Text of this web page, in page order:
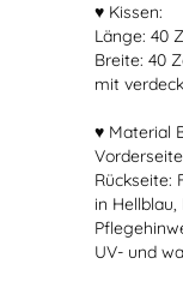
♥ Kissen:
Länge: 40
Breite: 40
mit
♥ Material
Rückseite:
in
UV- und